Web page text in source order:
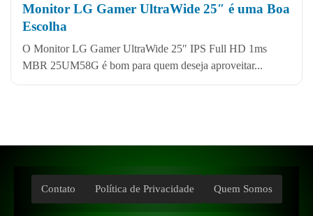
Monitor LG Gamer UltraWide 25″ é uma Boa
Escolha
O Monitor LG Gamer UltraWide 25″ IPS Full HD 1ms
MBR 25UM58G é bom para quem deseja aproveitar...
Contato Política de Privacidade Quem Somos